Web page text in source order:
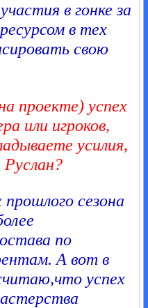
в гонке за
в тех
свою
проекте) успех
или игроков,
усилия,
сезона
по
А вот в
успех